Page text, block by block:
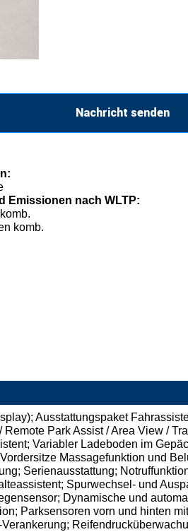
Nachricht senden
Emissionen nach WLTP:
komb.
Ausstattungspaket
Park Assist / Area View /
Variabler Ladeboden im
Massagefunktion und
Serienausstattung;
Spurwechsel- und
Dynamische und
Parksensoren vorn und hinten